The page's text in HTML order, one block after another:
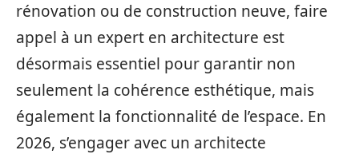
rénovation ou de construction neuve, faire
appel à un expert en architecture est
désormais essentiel pour garantir non
seulement la cohérence esthétique, mais
également la fonctionnalité de l’espace. En
2026, s’engager avec un architecte